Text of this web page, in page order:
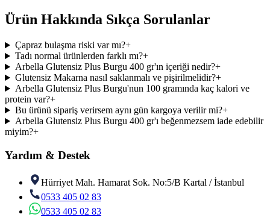
Ürün Hakkında Sıkça Sorulanlar
Çapraz bulaşma riski var mı?+
Tadı normal ürünlerden farklı mı?+
Arbella Glutensiz Plus Burgu 400 gr'ın içeriği nedir?+
Glutensiz Makarna nasıl saklanmalı ve pişirilmelidir?+
Arbella Glutensiz Plus Burgu'nun 100 gramında kaç kalori ve
protein var?+
Bu ürünü sipariş verirsem aynı gün kargoya verilir mi?+
Arbella Glutensiz Plus Burgu 400 gr'ı beğenmezsem iade edebilir
miyim?+
Yardım & Destek
Hürriyet Mah. Hamarat Sok. No:5/B Kartal / İstanbul
0533 405 02 83
0533 405 02 83